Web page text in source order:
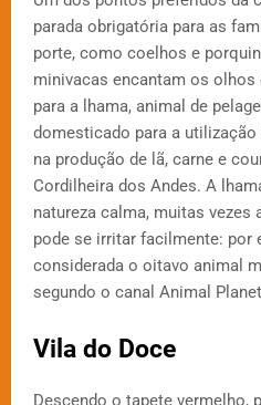
parada obrigatória para as
porte, como coelhos e
minivacas encantam os
para a lhama, animal de
domesticado para a
na produção de lã, carne e
Cordilheira dos Andes. A
natureza calma, muitas vezes
pode se irritar facilmente: por
considerada o oitavo animal
segundo o canal Animal
Vila do Doce
Descendo o tapete vermelho,